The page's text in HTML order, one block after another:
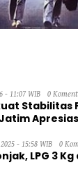
- 11:07 WIB 0
Stabilitas
- 15:58 WIB 0
LPG 3